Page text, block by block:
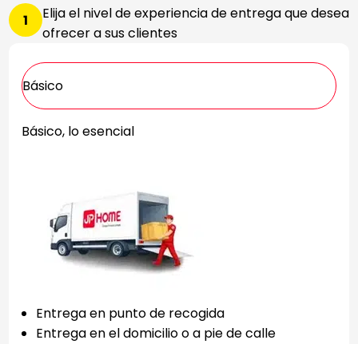
1
Elija el nivel de experiencia de entrega que desea
ofrecer a sus clientes
Básico
Básico, lo esencial
Entrega en punto de recogida
Entrega en el domicilio o a pie de calle